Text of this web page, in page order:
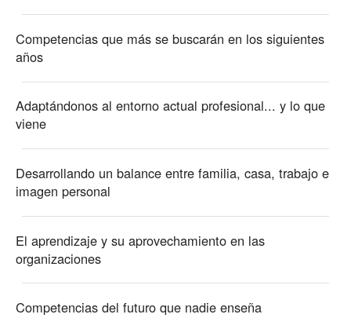
Competencias que más se buscarán en los siguientes
años
Adaptándonos al entorno actual profesional... y lo que
viene
Desarrollando un balance entre familia, casa, trabajo e
imagen personal
El aprendizaje y su aprovechamiento en las
organizaciones
Competencias del futuro que nadie enseña